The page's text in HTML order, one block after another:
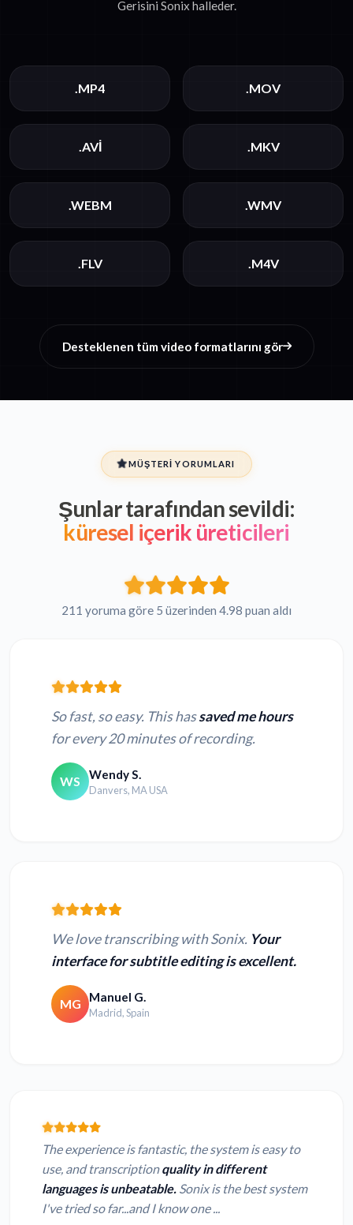
Gerisini Sonix halleder.
.MP4 .MOV
.AVI .MKV
.WEBM .WMV
.FLV .M4V
Desteklenen tüm video formatlarını gör
MÜŞTERI YORUMLARI
Şunlar tarafından sevildi:
küresel içerik üreticileri
211 yoruma göre 5 üzerinden 4.98 puan aldı
So fast, so easy. This hassaved me hours
for every 20 minutes of recording.
WS Wendy S.
Danvers, MA USA
We love transcribing with Sonix. Your
interface for subtitle editing is excellent.
MG Manuel G.
Madrid, Spain
The experience is fantastic, the system is easy to
use, and transcriptionquality in different
languages is unbeatable. Sonix is the best system
I've tried so far...and I know one ...